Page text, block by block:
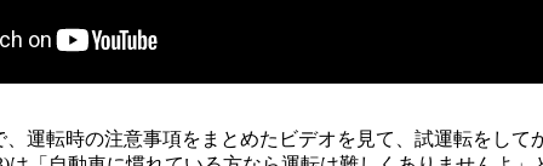
運転時の注意事項をまとめたビデオを見て、試運転をして